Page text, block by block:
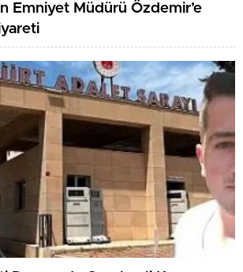
Emniyet Müdürü Özdemir’e